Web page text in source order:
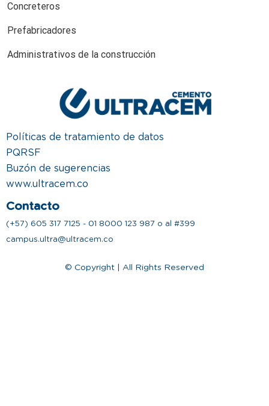
Concreteros
Prefabricadores
Administrativos de la construcción
Políticas de tratamiento de datos
PQRSF
Buzón de sugerencias
www.ultracem.co
Contacto
(+57) 605 317 7125 - 01 8000 123 987 o al #399
campus.ultra@ultracem.co
© Copyright | All Rights Reserved